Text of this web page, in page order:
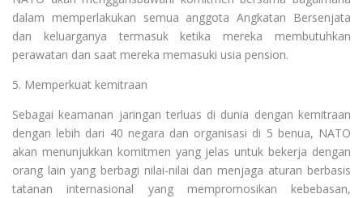
dalam memperlakukan semua anggota Angkatan Bersenjata
dan keluarganya termasuk ketika mereka membutuhkan
perawatan dan saat mereka memasuki usia pension.
5. Memperkuat kemitraan
Sebagai keamanan jaringan terluas di dunia dengan kemitraan
dengan lebih dari 40 negara dan organisasi di 5 benua, NATO
akan menunjukkan komitmen yang jelas untuk bekerja dengan
orang lain yang berbagi nilai-nilai dan menjaga aturan berbasis
tatanan internasional yang mempromosikan kebebasan,